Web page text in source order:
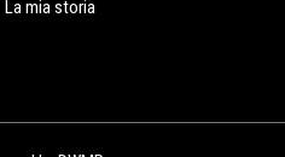
La mia storia